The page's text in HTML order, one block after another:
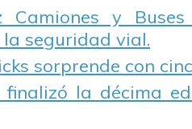
Camiones y
seguridad vial.
sorprende con
la décima